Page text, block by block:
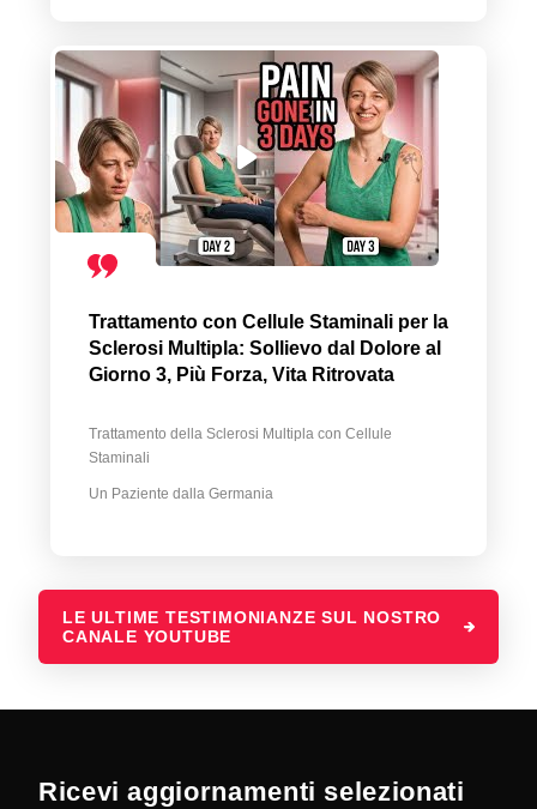
Trattamento con Cellule Staminali per la
Sclerosi Multipla: Sollievo dal Dolore al
Giorno 3, Più Forza, Vita Ritrovata
Trattamento della Sclerosi Multipla con Cellule
Staminali
Un Paziente dalla Germania
LE ULTIME TESTIMONIANZE SUL NOSTRO
CANALE YOUTUBE
Ricevi aggiornamenti selezionati